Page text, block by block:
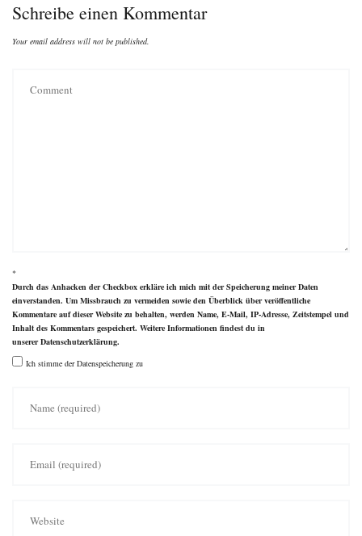
Schreibe einen Kommentar
Your email address will not be published.
*
Durch das Anhacken der Checkbox erkläre ich mich mit der Speicherung meiner Daten
einverstanden. Um Missbrauch zu vermeiden sowie den Überblick über veröffentliche
Kommentare auf dieser Website zu behalten, werden Name, E-Mail, IP-Adresse, Zeitstempel und
Inhalt des Kommentars gespeichert. Weitere Informationen findest du in
unsererDatenschutzerklärung.
Ich stimme der Datenspeicherung zu